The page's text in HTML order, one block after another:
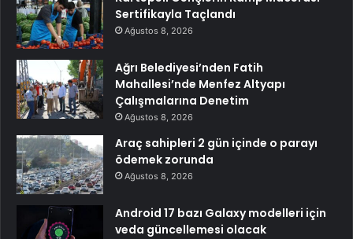
Sertifikayla Taçlandı
Ağustos 8, 2026
Ağrı Belediyesi’nden Fatih
Mahallesi’nde Menfez Altyapı
Çalışmalarına Denetim
Ağustos 8, 2026
Araç sahipleri 2 gün içinde o parayı
ödemek zorunda
Ağustos 8, 2026
Android 17 bazı Galaxy modelleri için
veda güncellemesi olacak